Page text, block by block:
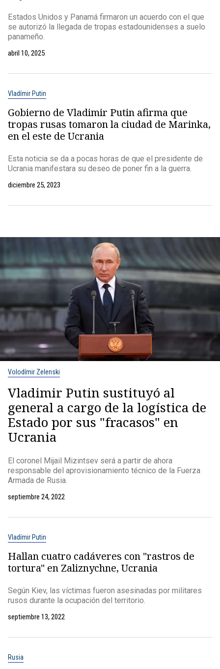
Estados Unidos y Panamá firmaron un acuerdo con el que
se autorizó la llegada de tropas estadounidenses a suelo
panameño.
abril 10, 2025
Vladímir Putin
Gobierno de Vladimir Putin afirma que
tropas rusas tomaron la ciudad de Marinka,
en el este de Ucrania
Esta noticia se da a pocas horas de que el presidente de
Ucrania manifestara su deseo de poner fin a la guerra.
diciembre 25, 2023
Volodímir Zelenski
Vladimir Putin sustituyó al
general a cargo de la logística de
Estado por sus "fracasos" en
Ucrania
El coronel Mijail Mizintsev será a partir de ahora
responsable del aprovisionamiento técnico de la Fuerza
Armada de Rusia.
septiembre 24, 2022
Vladímir Putin
Hallan cuatro cadáveres con "rastros de
tortura" en Zaliznychne, Ucrania
Según Kiev, las víctimas fueron asesinadas por militares
rusos durante la ocupación del territorio.
septiembre 13, 2022
Rusia